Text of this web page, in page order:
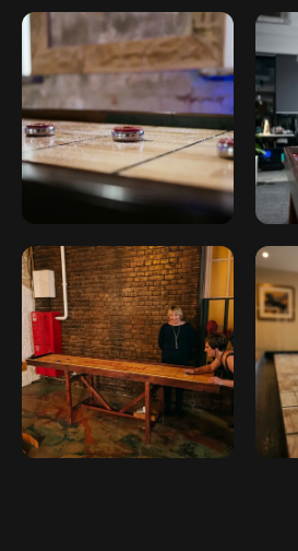
Нужна помощь
с выбором
аттракциона?
Напишите нам в мессенджер,
либо заполните форму,
мы с вами свяжемся